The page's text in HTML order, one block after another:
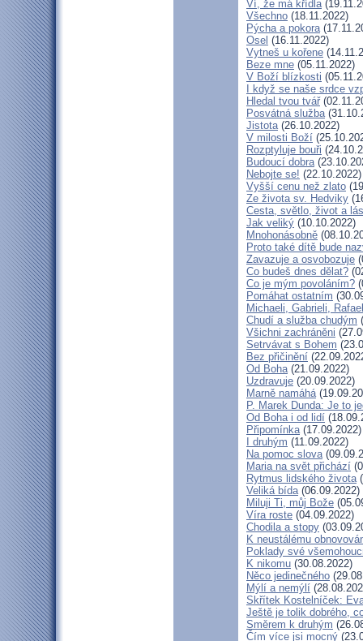
Ví, že má křídla
Všechno (18.11.2022)
Pýcha a pokora
Osel (16.11.2022)
Vytneš u kořene
Beze mne (05.11.2022)
V Boží blízkosti
I když se naše srdce
Hledal tvou tvář
Posvátná služba
Jistota(26.10.2022)
V milosti Boží
Rozptyluje bouři
Budoucí dobra
Nebojte se! (22.10.2022)
Vyšší cenu než zlato
Ze života sv. Hedviky
Cesta, světlo, život a
Jak veliký (10.10.2022)
Mnohonásobně
Proto také dítě bude
Zavazuje a osvobozuje
Co budeš dnes dělat?
Co je mým povoláním?
Pomáhat ostatním
Michaeli, Gabrieli,
Chudí a služba chudým
Všichni zachráněni
Setrvávat s Bohem
Bez přičinění
Od Boha(21.09.2022)
Uzdravuje (20.09.2022)
Marně namáhá
P. Marek Dunda: Je to
Od Boha i od lidí
Připomínka(17.09.2022)
I druhým (11.09.2022)
Na pomoc slova
Maria na svět přichází
Rytmus lidského života
Veliká bída(06.09.2022)
Miluji Ti, můj Bože
Víra roste (04.09.2022)
Chodila a stopy
K neustálému
Poklady své
K nikomu (30.08.2022)
Něco jedinečného
Mýlí a nemýlí
Skřítek Kostelníček:
Ještě je tolik dobrého,
Směrem k druhým
Čím více jsi mocný